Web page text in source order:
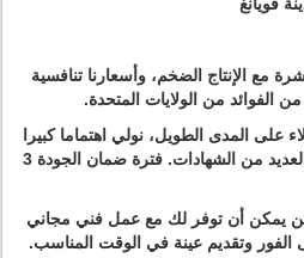
مع الإنتاج الضخم، وأسعارنا تنافسية
الفوائد من الولايات المتحدة.
على المدى الطويل، نولي اهتماما كبيرا
من الشهادات.
فترة ضمان الجودة 3
يمكن أن توفر لك مع عمل فني مجاني
الفور وتقديم عينة في الوقت المناسب.